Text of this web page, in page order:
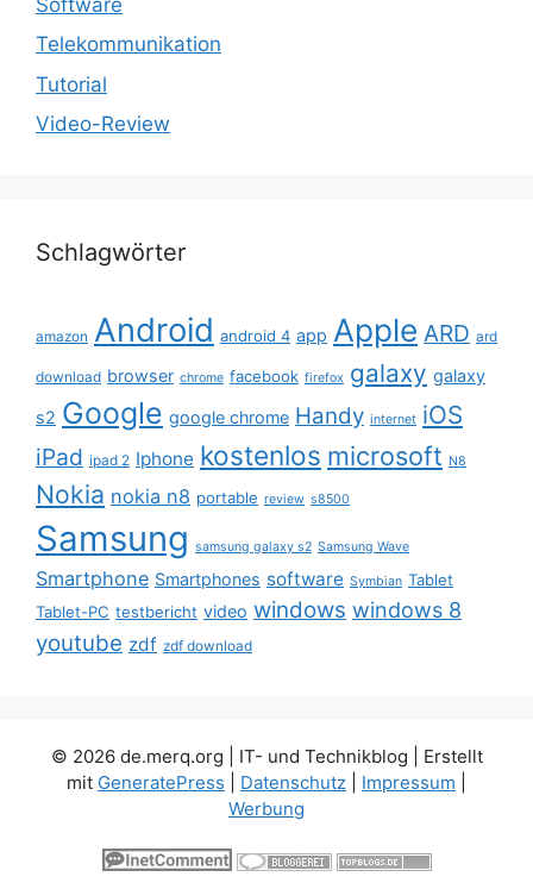
Telekommunikation
Tutorial
Video-Review
Schlagwörter
amazon Android android 4 app Apple ARD ard
download browser chrome facebook firefox galaxy galaxy
s2 Google google chrome Handy internet iOS
iPad ipad 2 Iphone kostenlos microsoft N8
Nokia nokia n8 portable review s8500
Samsung samsung galaxy s2 Samsung Wave
Smartphone Smartphones software Symbian Tablet
Tablet-PC testbericht video windows windows 8
youtube zdf zdf download
© 2026 de.merq.org | IT- und Technikblog | Erstellt
mit GeneratePress Datenschutz Impressum
Werbung